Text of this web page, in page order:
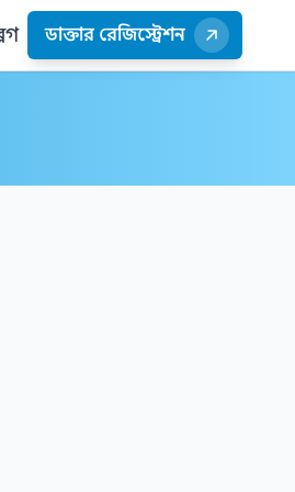
ডাক্তার রেজিস্ট্রেশন